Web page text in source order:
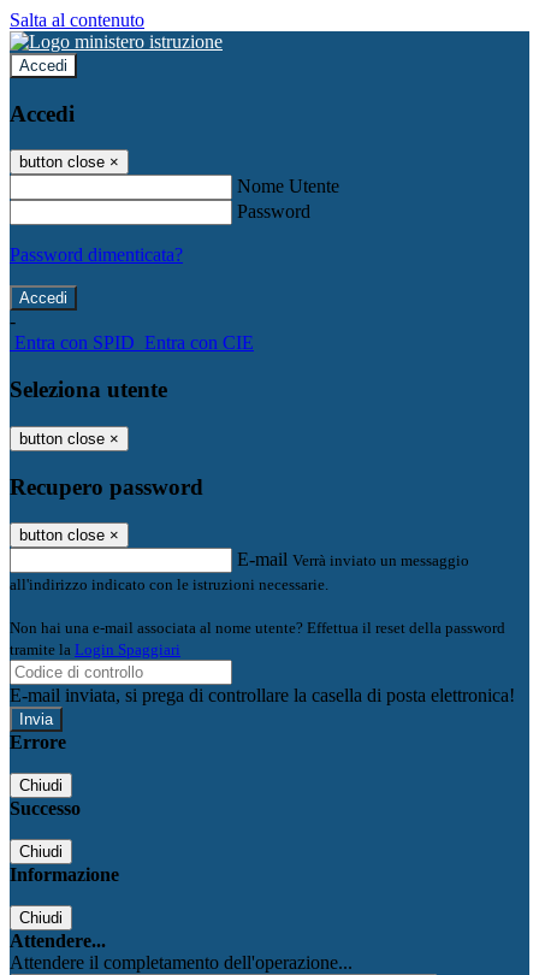
Salta al contenuto
Accedi
Accedi
button close ×
Nome Utente
Password
Password dimenticata?
-
Entra con SPID Entra con CIE
Seleziona utente
button close ×
Recupero password
button close ×
E-mail Verrà inviato un messaggio
all'indirizzo indicato con le istruzioni necessarie.
Non hai una e-mail associata al nome utente? Effettua il reset della password
tramite la Login Spaggiari
E-mail inviata, si prega di controllare la casella di posta elettronica!
Errore
Chiudi
Successo
Chiudi
Informazione
Chiudi
Attendere...
Attendere il completamento dell'operazione...